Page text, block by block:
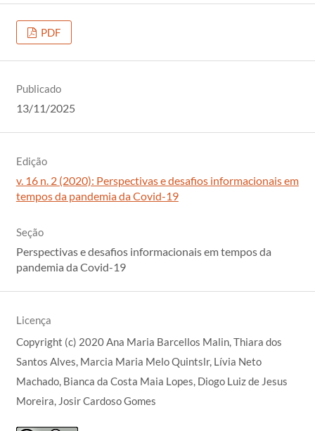
PDF
Publicado
13/11/2025
Edição
v. 16 n. 2 (2020): Perspectivas e desafios informacionais em
tempos da pandemia da Covid-19
Seção
Perspectivas e desafios informacionais em tempos da
pandemia da Covid-19
Licença
Copyright (c) 2020 Ana Maria Barcellos Malin, Thiara dos
Santos Alves, Marcia Maria Melo Quintslr, Lívia Neto
Machado, Bianca da Costa Maia Lopes, Diogo Luiz de Jesus
Moreira, Josir Cardoso Gomes